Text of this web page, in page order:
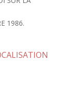
1986.